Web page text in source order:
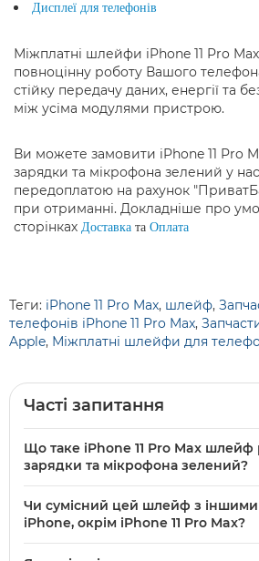
Дисплеї для телефонів
Міжплатні шлейфи iPhone 11 Pro
повноцінну роботу Вашого
стійку передачу даних, енергії та
між усіма модулями пристрою.
Ви можете замовити iPhone 11 Pro
зарядки та мікрофона зелений у
передоплатою на рахунок
при отриманні. Докладніше про
сторінках Доставка та Оплата
Теги: iPhone 11 Pro Max, шлейф,
телефонів iPhone 11 Pro Max,
Apple, Міжплатні шлейфи для
Часті запитання
Що таке iPhone 11 Pro Max шлейф
зарядки та мікрофона зелений?
зелений — це оригінальна (Original
11 Pro Max у кольорі Midnight Green.
Чи сумісний цей шлейф з
iPhone, окрім iPhone 11 Pro Max?